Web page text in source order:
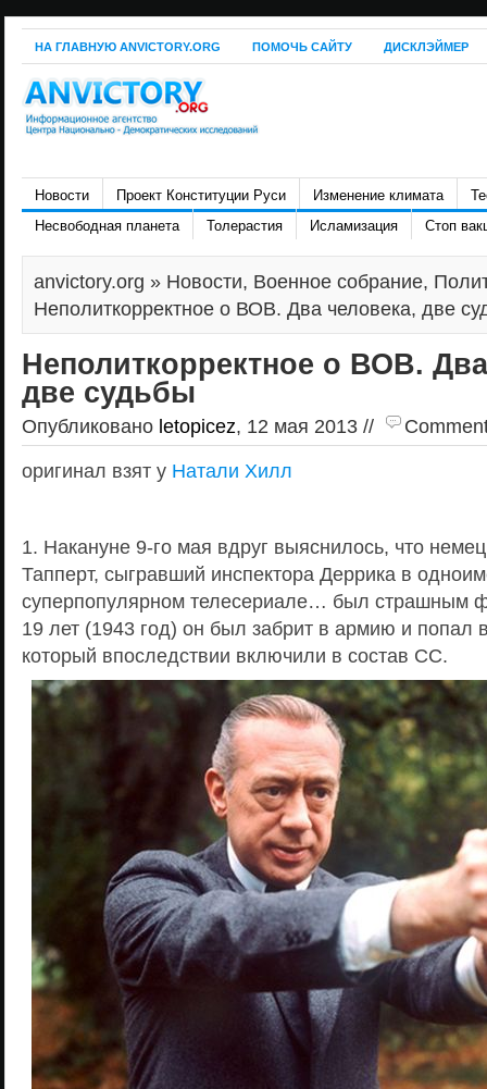
НА ГЛАВНУЮ ANVICTORY.ORG ПОМОЧЬ САЙТУ ДИСКЛЭЙМЕР
Новости Проект Конституции Руси Изменение климата
Несвободная планета
Толерастия Исламизация Стоп
anvictory.org » Новости, Военное собрание,
Неполиткорректное о ВОВ. Два человека, две
Неполиткорректное о ВОВ.
две судьбы
Опубликовано letopicez, 12 мая 2013 //
оригинал взят у Натали Хилл
1. Накануне 9-го мая вдруг выяснилось, что
Тапперт, сыгравший инспектора Деррика в
суперпопулярном телесериале… был страшным
19 лет (1943 год) он был забрит в армию и попал
который впоследствии включили в состав СС.